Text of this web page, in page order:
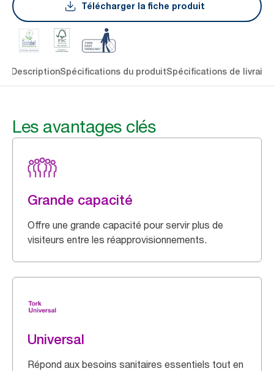
Télécharger la fiche produit
DescriptionSpécifications du produitSpécifications de
Les avantages clés
Grande capacité
Offre une grande capacité pour servir plus de
visiteurs entre les réapprovisionnements.
Universal
Répond aux besoins sanitaires essentiels tout en